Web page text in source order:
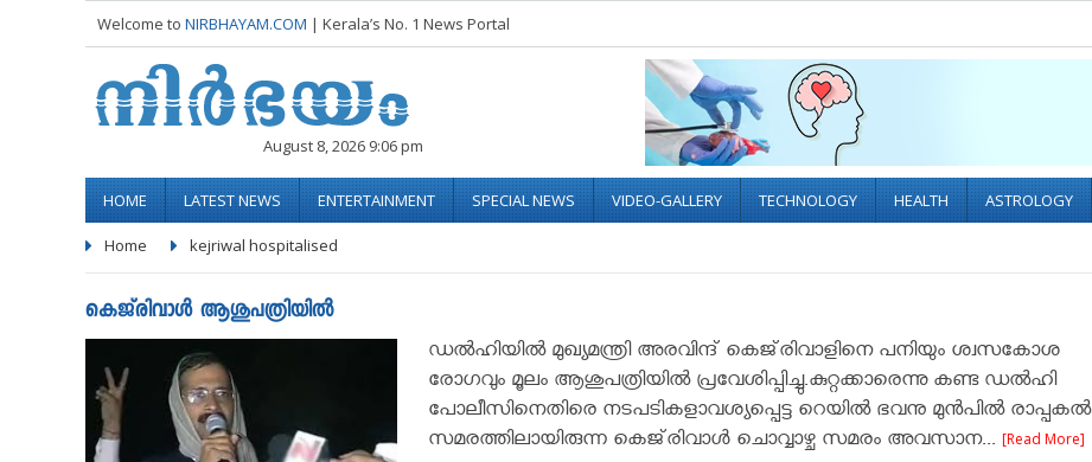
Welcome to NIRBHAYAM.COM | Kerala’s No. 1 News Portal
August 8, 2026 9:06 pm
HOME LATEST NEWS ENTERTAINMENT SPECIAL NEWS VIDEO-GALLERY TECHNOLOGY HEALTH ASTROLOGY
Home kejriwal hospitalised
കെജ്‌രിവാള്‍ ആശുപത്രിയില്‍
ഡല്‍ഹിയില്‍ മുഖ്യമന്ത്രി അരവിന്ദ് കെജ്‌രിവാളിനെ പനിയും ശ്വസകോശ
രോഗവും മൂലം ആശുപത്രിയില്‍ പ്രവേശിപ്പിച്ചു.കുറ്റക്കാരെന്നു കണ്ട ഡല്‍ഹി
പോലീസിനെതിരെ നടപടികളാവശ്യപ്പെട്ട റെയില്‍ ഭവനു മുന്‍പില്‍ രാപ്പകല്‍
സമരത്തിലായിരുന്ന കെജ്‌രിവാള്‍ ചൊവ്വാഴ്ച സമരം അവസാന... [Read More]